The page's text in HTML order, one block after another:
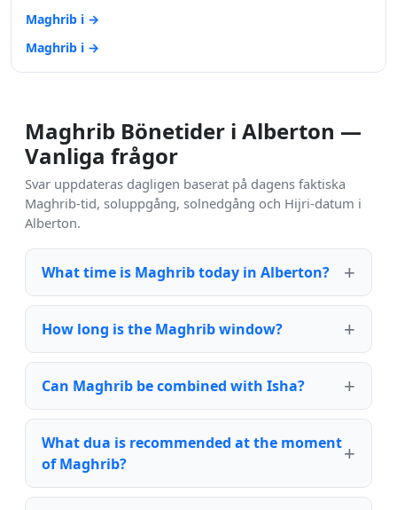
Maghrib i →
Maghrib i →
Maghrib Bönetider i Alberton —
Vanliga frågor
Svar uppdateras dagligen baserat på dagens faktiska
Maghrib-tid, soluppgång, solnedgång och Hijri-datum i
Alberton.
What time is Maghrib today in Alberton?
How long is the Maghrib window?
Can Maghrib be combined with Isha?
What dua is recommended at the moment
of Maghrib?